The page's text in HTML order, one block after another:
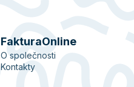
FakturaOnline
O společnosti
Kontakty